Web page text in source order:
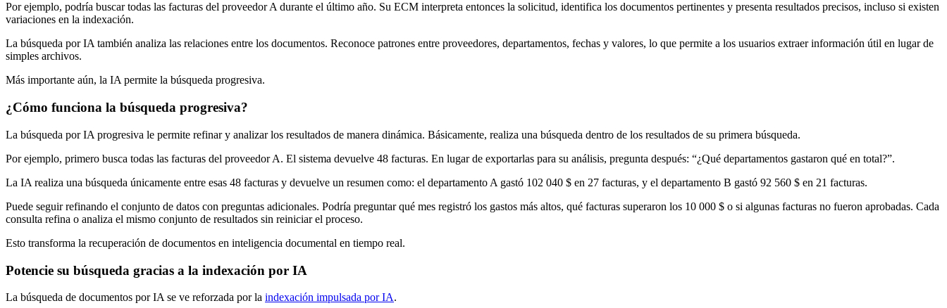
Por ejemplo, podría buscar todas las facturas del proveedor A durante el último año. Su ECM interpreta entonces la solicitud, identifica los documentos pertinentes y presenta resultados precisos, incluso si existen
variaciones en la indexación.
La búsqueda por IA también analiza las relaciones entre los documentos. Reconoce patrones entre proveedores, departamentos, fechas y valores, lo que permite a los usuarios extraer información útil en lugar de
simples archivos.
Más importante aún, la IA permite la búsqueda progresiva.
¿Cómo funciona la búsqueda progresiva?
La búsqueda por IA progresiva le permite refinar y analizar los resultados de manera dinámica. Básicamente, realiza una búsqueda dentro de los resultados de su primera búsqueda.
Por ejemplo, primero busca todas las facturas del proveedor A. El sistema devuelve 48 facturas. En lugar de exportarlas para su análisis, pregunta después: “¿Qué departamentos gastaron qué en total?”.
La IA realiza una búsqueda únicamente entre esas 48 facturas y devuelve un resumen como: el departamento A gastó 102 040 $ en 27 facturas, y el departamento B gastó 92 560 $ en 21 facturas.
Puede seguir refinando el conjunto de datos con preguntas adicionales. Podría preguntar qué mes registró los gastos más altos, qué facturas superaron los 10 000 $ o si algunas facturas no fueron aprobadas. Cada
consulta refina o analiza el mismo conjunto de resultados sin reiniciar el proceso.
Esto transforma la recuperación de documentos en inteligencia documental en tiempo real.
Potencie su búsqueda gracias a la indexación por IA
La búsqueda de documentos por IA se ve reforzada por la indexación impulsada por IA.